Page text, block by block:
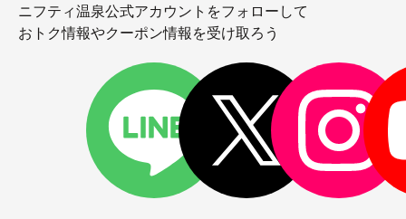
ニフティ温泉公式アカウントをフォローして
おトク情報やクーポン情報を受け取ろう